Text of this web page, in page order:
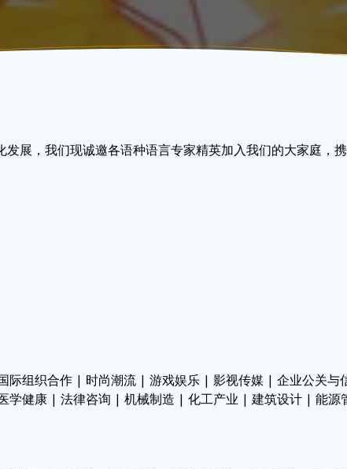
展，我们现诚邀各语种语言专家精英加入我们的大家庭，
际组织合作 | 时尚潮流 | 游戏娱乐 | 影视传媒 | 企业公关
学健康 | 法律咨询 | 机械制造 | 化工产业 | 建筑设计 | 能源